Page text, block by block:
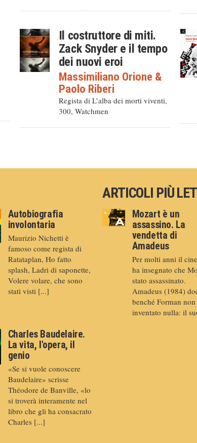
Il costruttore di miti.
Zack Snyder e il tempo
dei nuovi eroi
Massimiliano Orione&
Paolo Riberi
Regista di L’alba dei morti viventi,
300, Watchmen
Autobiografia
involontaria
Maurizio Nichetti è
famoso come regista di
Ratataplan, Ho fatto
splash, Ladri di saponette,
Volere volare, che sono
stati visti [...]
Charles Baudelaire.
La vita, l'opera, il
genio
«Se si vuole conoscere
Baudelaire» scrisse
Théodore de Banville, «lo
si troverà interamente nel
libro che gli ha consacrato
Charles [...]
ARTICOLI PIÙ
Mozart è un
assassino. La
vendetta di
Amadeus
Per molti anni il
ha insegnato che
stato assassinato.
Amadeus (1984)
benché Forman non
inventato nulla: il